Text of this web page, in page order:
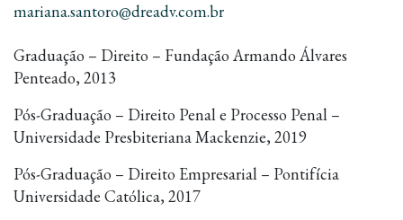
mariana.santoro@dreadv.com.br
Graduação – Direito – Fundação Armando Álvares
Penteado, 2013
Pós-Graduação – Direito Penal e Processo Penal –
Universidade Presbiteriana Mackenzie, 2019
Pós-Graduação – Direito Empresarial – Pontifícia
Universidade Católica, 2017